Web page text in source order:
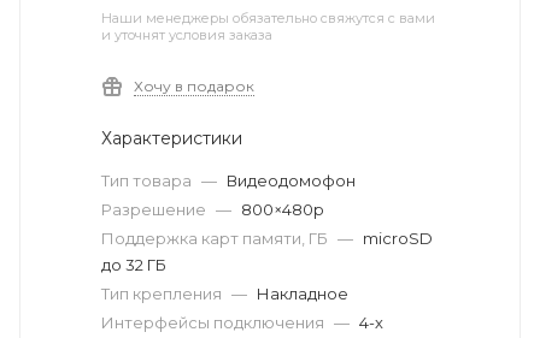
Наши менеджеры обязательно свяжутся с вами
и уточнят условия заказа
Хочу в подарок
Характеристики
Тип товара — Видеодомофон
Разрешение — 800×480p
Поддержка карт памяти, ГБ — microSD
до 32 ГБ
Тип крепления — Накладное
Интерфейсы подключения — 4-х